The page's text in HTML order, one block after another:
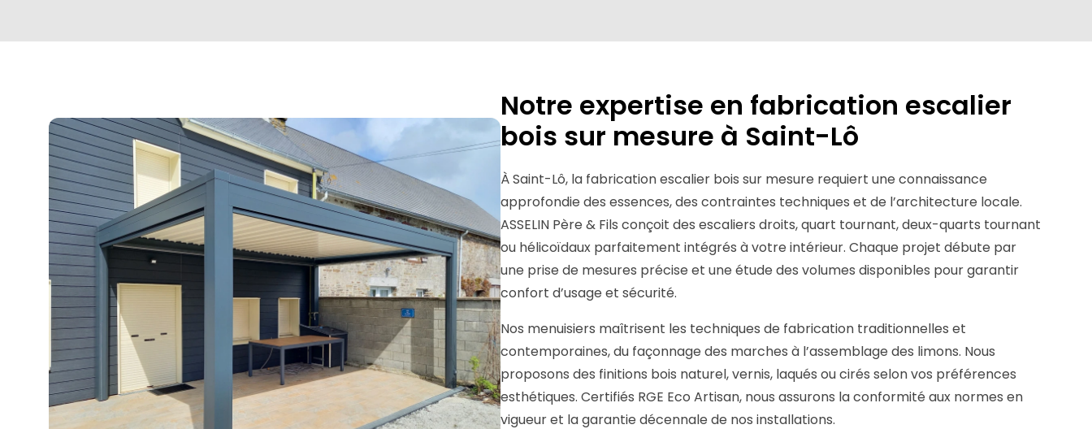
Notre expertise en fabrication escalier
bois sur mesure à Saint-Lô
À Saint-Lô, la fabrication escalier bois sur mesure requiert une connaissance
approfondie des essences, des contraintes techniques et de l’architecture locale.
ASSELIN Père & Fils conçoit des escaliers droits, quart tournant, deux-quarts tournant
ou hélicoïdaux parfaitement intégrés à votre intérieur. Chaque projet débute par
une prise de mesures précise et une étude des volumes disponibles pour garantir
confort d’usage et sécurité.
Nos menuisiers maîtrisent les techniques de fabrication traditionnelles et
contemporaines, du façonnage des marches à l’assemblage des limons. Nous
proposons des finitions bois naturel, vernis, laqués ou cirés selon vos préférences
esthétiques. Certifiés RGE Eco Artisan, nous assurons la conformité aux normes en
vigueur et la garantie décennale de nos installations.